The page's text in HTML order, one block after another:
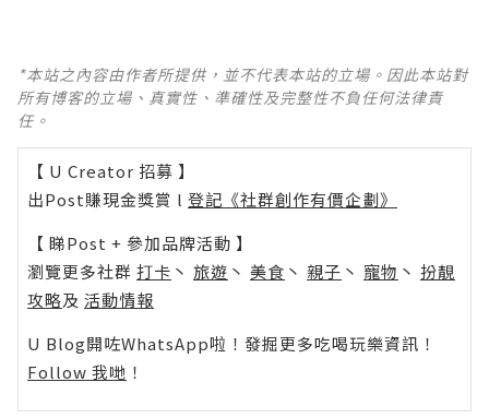
*本站之內容由作者所提供，並不代表本站的立場。因此本站對
所有博客的立場、真實性、準確性及完整性不負任何法律責
任。
【 U Creator 招募 】
出Post賺現金獎賞 l 登記《社群創作有價企劃》
【 睇Post + 參加品牌活動 】
瀏覽更多社群 打卡 丶 旅遊 丶 美食 丶 親子 丶 寵物 丶 扮靚
攻略及 活動情報
U Blog開咗WhatsApp啦！發掘更多吃喝玩樂資訊！
Follow 我哋 ！